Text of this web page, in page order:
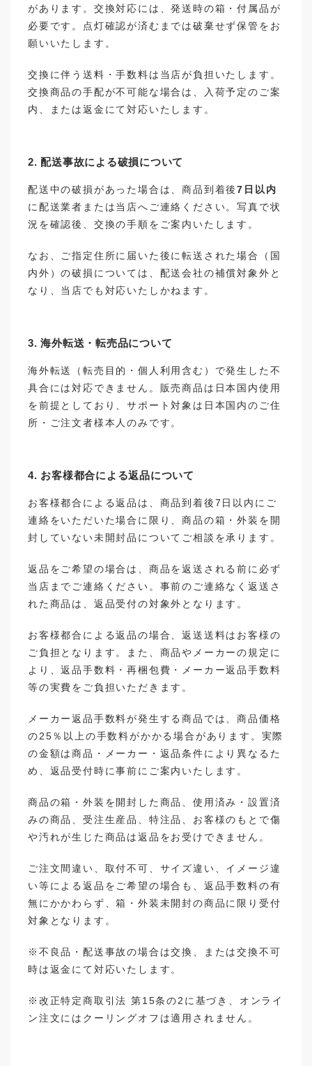
があります。交換対応には、発送時の箱・付属品が
必要です。点灯確認が済むまでは破棄せず保管をお
願いいたします。
交換に伴う送料・手数料は当店が負担いたします。
交換商品の手配が不可能な場合は、入荷予定のご案
内、または返金にて対応いたします。
2. 配送事故による破損について
配送中の破損があった場合は、商品到着後7日以内
に配送業者または当店へご連絡ください。写真で状
況を確認後、交換の手順をご案内いたします。
なお、ご指定住所に届いた後に転送された場合（国
内外）の破損については、配送会社の補償対象外と
なり、当店でも対応いたしかねます。
3. 海外転送・転売品について
海外転送（転売目的・個人利用含む）で発生した不
具合には対応できません。販売商品は日本国内使用
を前提としており、サポート対象は日本国内のご住
所・ご注文者様本人のみです。
4. お客様都合による返品について
お客様都合による返品は、商品到着後7日以内にご
連絡をいただいた場合に限り、商品の箱・外装を開
封していない未開封品についてご相談を承ります。
返品をご希望の場合は、商品を返送される前に必ず
当店までご連絡ください。事前のご連絡なく返送さ
れた商品は、返品受付の対象外となります。
お客様都合による返品の場合、返送送料はお客様の
ご負担となります。また、商品やメーカーの規定に
より、返品手数料・再梱包費・メーカー返品手数料
等の実費をご負担いただきます。
メーカー返品手数料が発生する商品では、商品価格
の25％以上の手数料がかかる場合があります。実際
の金額は商品・メーカー・返品条件により異なるた
め、返品受付時に事前にご案内いたします。
商品の箱・外装を開封した商品、使用済み・設置済
みの商品、受注生産品、特注品、お客様のもとで傷
や汚れが生じた商品は返品をお受けできません。
ご注文間違い、取付不可、サイズ違い、イメージ違
い等による返品をご希望の場合も、返品手数料の有
無にかかわらず、箱・外装未開封の商品に限り受付
対象となります。
※不良品・配送事故の場合は交換、または交換不可
時は返金にて対応いたします。
※改正特定商取引法 第15条の2に基づき、オンライ
ン注文にはクーリングオフは適用されません。